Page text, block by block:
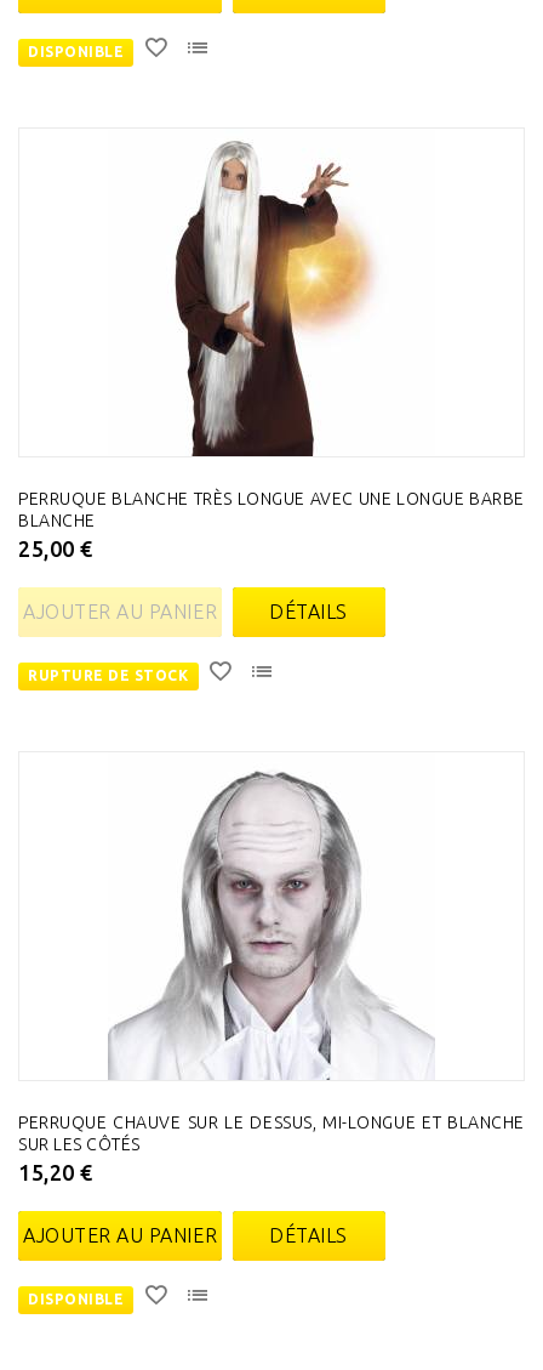
DISPONIBLE
PERRUQUE BLANCHE TRÈS LONGUE AVEC UNE LONGUE BARBE
BLANCHE
25,00 €
AJOUTER AU PANIER DÉTAILS
RUPTURE DE STOCK
PERRUQUE CHAUVE SUR LE DESSUS, MI-LONGUE ET BLANCHE
SUR LES CÔTÉS
15,20 €
AJOUTER AU PANIER DÉTAILS
DISPONIBLE